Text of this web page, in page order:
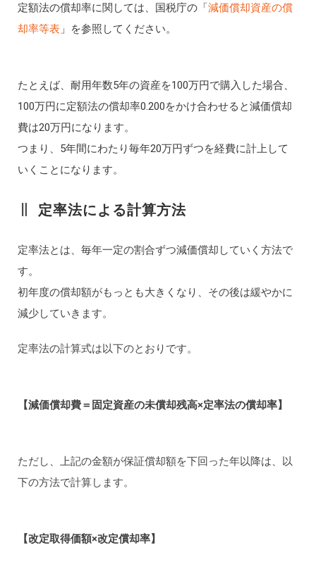
定額法の償却率に関しては、国税庁の「減価償却資産の償
却率等表」を参照してください。
たとえば、耐用年数5年の資産を100万円で購入した場合、
100万円に定額法の償却率0.200をかけ合わせると減価償却
費は20万円になります。
つまり、5年間にわたり毎年20万円ずつを経費に計上して
いくことになります。
定率法による計算方法
定率法とは、毎年一定の割合ずつ減価償却していく方法で
す。
初年度の償却額がもっとも大きくなり、その後は緩やかに
減少していきます。
定率法の計算式は以下のとおりです。
【減価償却費＝固定資産の未償却残高×定率法の償却率】
ただし、上記の金額が保証償却額を下回った年以降は、以
下の方法で計算します。
【改定取得価額×改定償却率】